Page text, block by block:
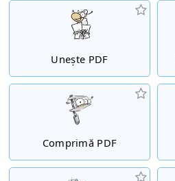
Unește PDF
Comprimă PDF